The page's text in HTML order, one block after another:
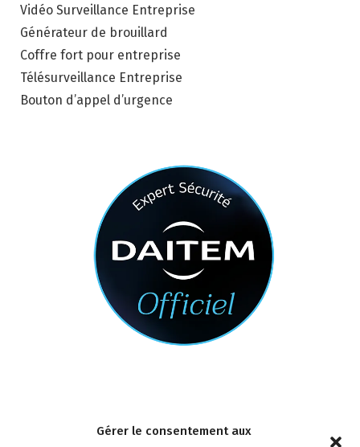
Gérer le consentement aux
Vidéo Surveillance Entreprise
Générateur de brouillard
Coffre fort pour entreprise
Télésurveillance Entreprise
Bouton d’appel d’urgence